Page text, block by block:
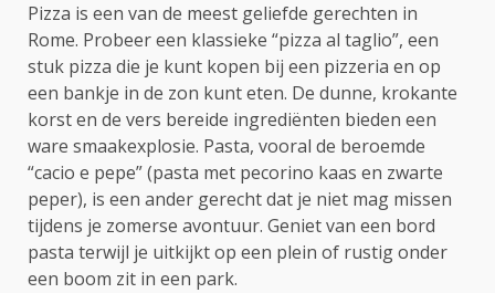
Pizza is een van de meest geliefde gerechten in
Rome. Probeer een klassieke “pizza al taglio”, een
stuk pizza die je kunt kopen bij een pizzeria en op
een bankje in de zon kunt eten. De dunne, krokante
korst en de vers bereide ingrediënten bieden een
ware smaakexplosie. Pasta, vooral de beroemde
“cacio e pepe” (pasta met pecorino kaas en zwarte
peper), is een ander gerecht dat je niet mag missen
tijdens je zomerse avontuur. Geniet van een bord
pasta terwijl je uitkijkt op een plein of rustig onder
een boom zit in een park.